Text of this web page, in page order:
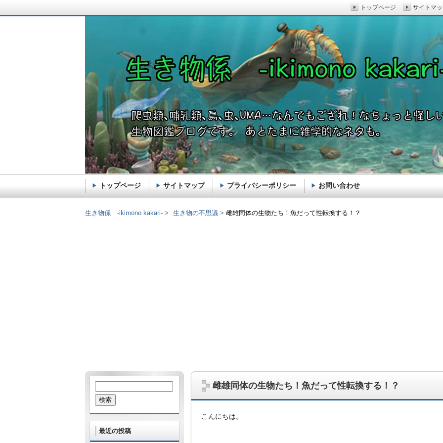
雌雄同体の生物たち！魚だって性転換する！？
こんにちは。
索:
最近の投稿
生き物係 -ikimono kakari- 生き物の不思議 雌雄同体の生物たち！魚だって性転換する！？
生き物係 -ikimono kakari-
トップページ サイトマップ プライバシーポリシー お問い合わせ
トップページ サイトマ